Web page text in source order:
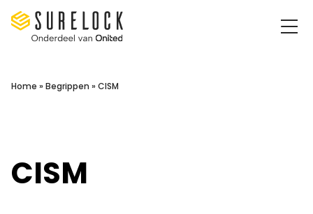
Surelock IT Security Services
Home » Begrippen » CISM
CISM